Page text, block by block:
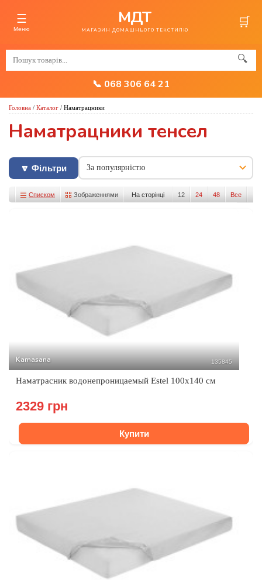
☰
Меню
МДТ
МАГАЗИН ДОМАШНЬОГО ТЕКСТИЛЮ 🛒
🔍
📞 068 306 64 21
Головна / Каталог / Наматрацники
Наматрацники тенсел
🔽 Фільтри
На сторінці 12 24 48 Все
Списком Зображеннями
Kamasana 135845
Наматрасник водонепроницаемый Estel 100x140 см
2329 грн
Купити